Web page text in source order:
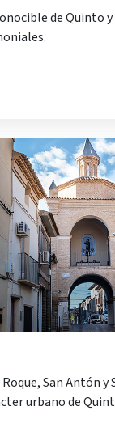
de Quinto y
Roque, San Antón
urbano de